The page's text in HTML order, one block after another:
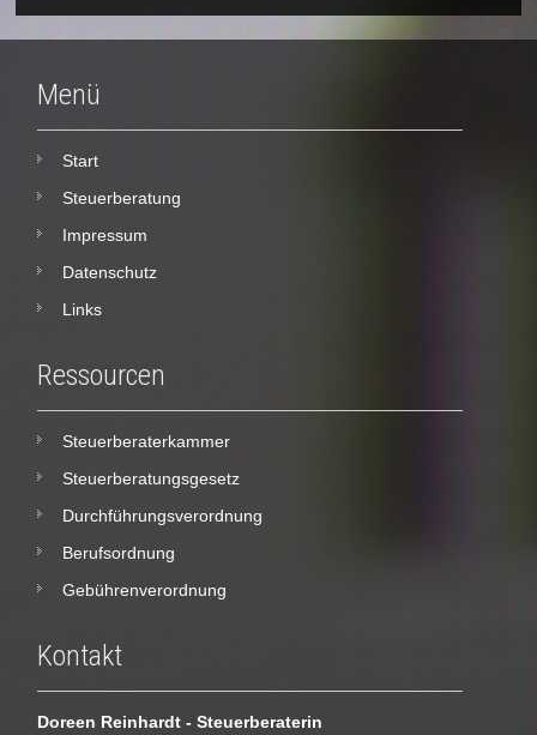
Menü
Start
Steuerberatung
Impressum
Datenschutz
Links
Ressourcen
Steuerberaterkammer
Steuerberatungsgesetz
Durchführungsverordnung
Berufsordnung
Gebührenverordnung
Kontakt
Doreen Reinhardt - Steuerberaterin